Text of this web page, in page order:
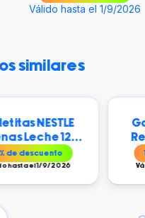
Válido hasta el 1/9/2026
similares
NESTLE
Leche 120
g
descuento
el 1/9/2026
10